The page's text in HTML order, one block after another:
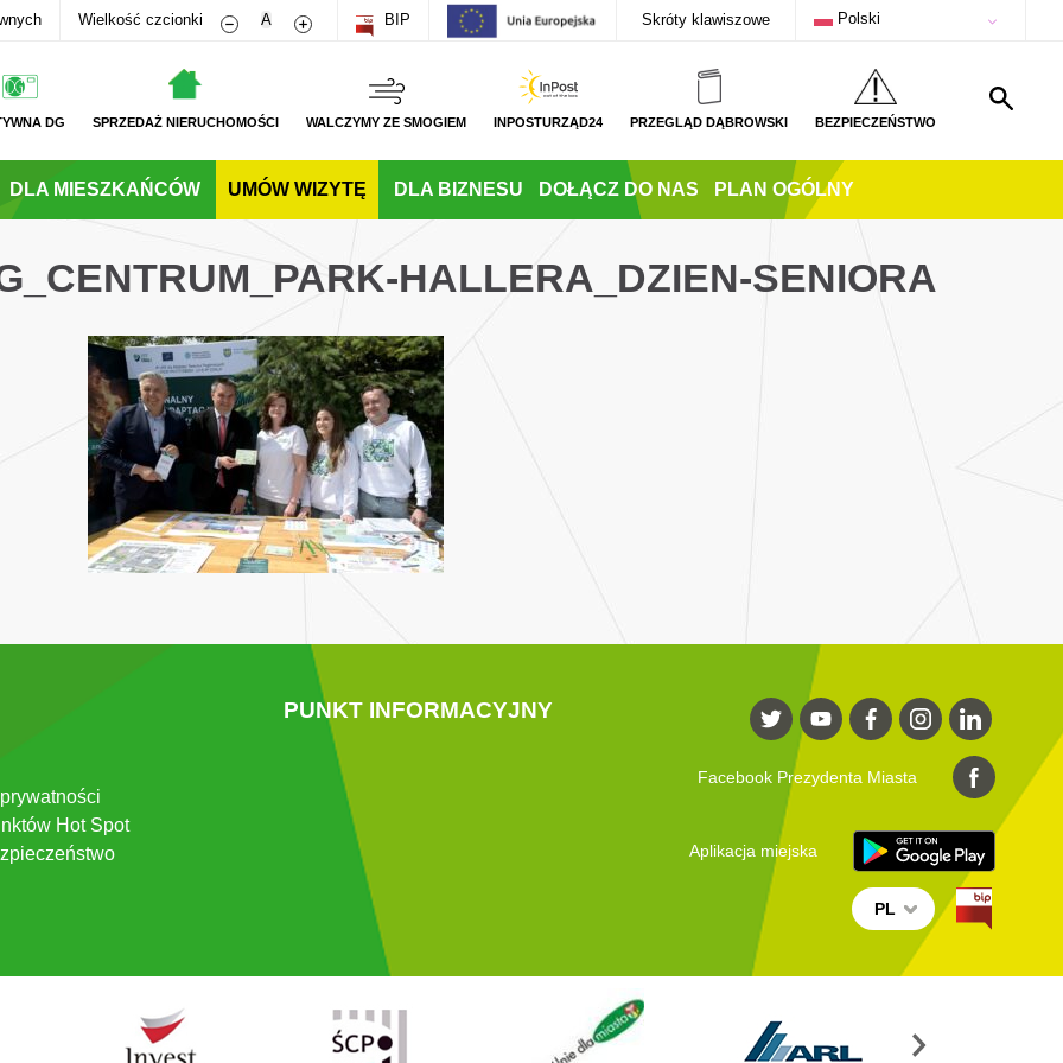
Wielkość czcionki Zmniejsz rozmiar czcionki
A Zwiększ rozmiar czcionki
BIP Skróty klawiszowe Polski
DG SPRZEDAŻ NIERUCHOMOŚCI WALCZYMY ZE SMOGIEM INPOSTURZĄD24 PRZEGLĄD DĄBROWSKI BEZPIECZEŃSTWO
DLA MIESZKAŃCÓW UMÓW WIZYTĘ DLA BIZNESU DOŁĄCZ DO NAS PLAN OGÓLNY
HALLERA_DZIEN-SENIORA
Hot Spot
PUNKT INFORMACYJNY
Facebook Prezydenta Miasta
Aplikacja miejska
PL